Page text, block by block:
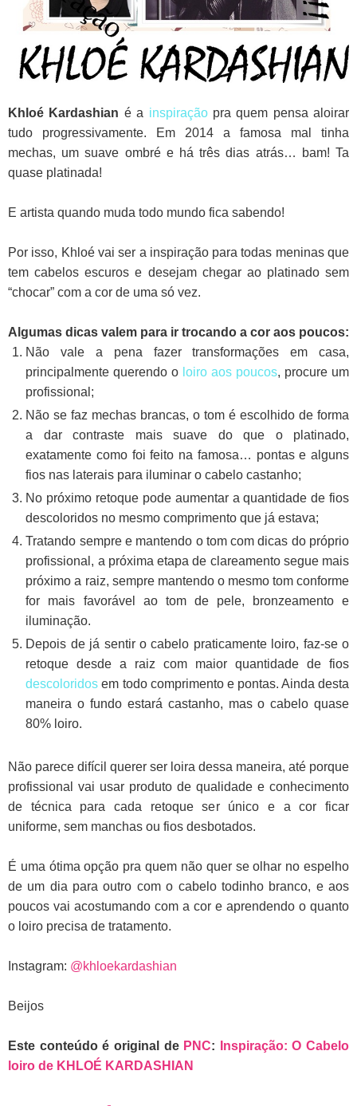
Khloé Kardashian é a inspiraçãopra quem pensa aloirar
tudo progressivamente.
Em 2014 a famosa mal tinha
mechas, um suave ombré e há três dias atrás… bam! Ta
quase platinada!
E artista quando muda todo mundo fica sabendo!
Por isso, Khloé vai ser a inspiração para todas meninas que
tem cabelos escuros e desejam chegar ao platinado sem
“chocar” com a cor de uma só vez.
Algumas dicas valem para ir trocando a cor aos poucos:
Não vale a pena fazer transformações em casa,
principalmente querendo o loiro aos poucos, procure um
profissional;
Não se faz mechas brancas, o tom é escolhido de forma
a dar contraste mais suave do que o platinado,
exatamente como foi feito na famosa… pontas e alguns
fios nas laterais para iluminar o cabelo castanho;
No próximo retoque pode aumentar a quantidade de fios
descoloridos no mesmo comprimento que já estava;
Tratando sempre e mantendo o tom com dicas do próprio
profissional, a próxima etapa de clareamento segue mais
próximo a raiz, sempre mantendo o mesmo tom conforme
for mais favorável ao tom de pele, bronzeamento e
iluminação.
Depois de já sentir o cabelo praticamente loiro, faz-se o
retoque desde a raiz com maior quantidade de fios
descoloridos em todo comprimento e pontas. Ainda desta
maneira o fundo estará castanho, mas o cabelo quase
80% loiro.
Não parece difícil querer ser loira dessa maneira, até porque
profissional vai usar produto de qualidade e conhecimento
de técnica para cada retoque ser único e a cor ficar
uniforme, sem manchas ou fios desbotados.
É uma ótima opção pra quem não quer se olhar no espelho
de um dia para outro com o cabelo todinho branco, e aos
poucos vai acostumando com a cor e aprendendo o quanto
o loiro precisa de tratamento.
Instagram: @khloekardashian
Beijos
Este conteúdo é original de PNC:
Inspiração: O Cabelo
loiro de KHLOÉ KARDASHIAN